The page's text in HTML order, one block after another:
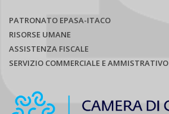
PATRONATO EPASA-ITACO
RISORSE UMANE
ASSISTENZA FISCALE
SERVIZIO COMMERCIALE E AMMISTRATIVO